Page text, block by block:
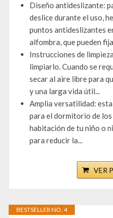
Diseño antideslizante:
deslice durante el uso,
puntos antideslizantes
alfombra, que pueden
Instrucciones de
limpiarlo. Cuando se
secar al aire libre para
y una larga vida útil...
Amplia versatilidad:
para el dormitorio de
habitación de tu niño o
para reducir la...
VER
BESTSELLER NO. 4